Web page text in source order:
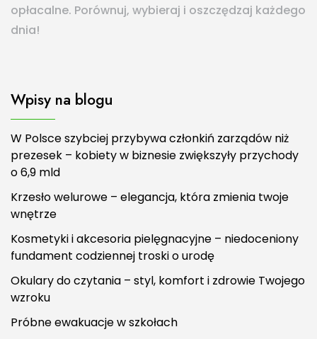
opłacalne. Porównuj, wybieraj i oszczędzaj każdego
dnia!
Wpisy na blogu
W Polsce szybciej przybywa członkiń zarządów niż
prezesek – kobiety w biznesie zwiększyły przychody
o 6,9 mld
Krzesło welurowe – elegancja, która zmienia twoje
wnętrze
Kosmetyki i akcesoria pielęgnacyjne – niedoceniony
fundament codziennej troski o urodę
Okulary do czytania – styl, komfort i zdrowie Twojego
wzroku
Próbne ewakuacje w szkołach